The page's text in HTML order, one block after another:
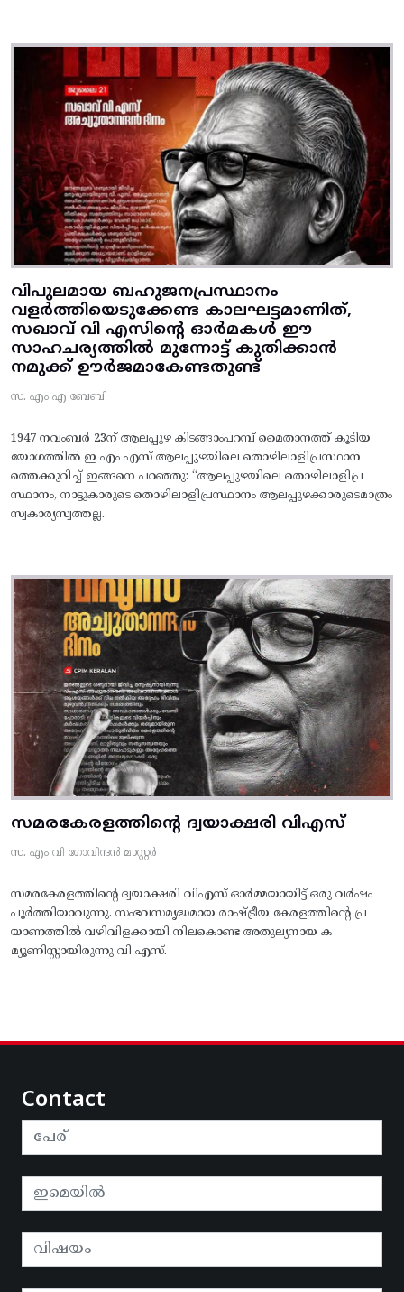
വിപുലമായ ബഹുജനപ്രസ്ഥാനം
വളർത്തിയെടുക്കേണ്ട കാലഘട്ടമാണിത്,
സഖാവ് വി എസിന്റെ ഓർമകൾ ഈ
സാഹചര്യത്തിൽ മുന്നോട്ട്‌ കുതിക്കാൻ
നമുക്ക് ഊർജമാകേണ്ടതുണ്ട്
സ. എം എ ബേബി
1947 നവംബർ 23ന് ആലപ്പുഴ കിടങ്ങാംപറമ്പ്‌ മൈതാനത്ത്‌ കൂടിയ
യോഗത്തിൽ ഇ എം എസ് ആലപ്പുഴയിലെ തൊഴിലാളിപ്രസ്ഥാന
ത്തെക്കുറിച്ച് ഇങ്ങനെ പറഞ്ഞു: “ആലപ്പുഴയിലെ തൊഴിലാളിപ്ര
സ്ഥാനം, നാട്ടുകാരുടെ തൊഴിലാളിപ്രസ്ഥാനം ആലപ്പുഴക്കാരുടെമാത്രം
സ്വകാര്യസ്വത്തല്ല.
സമരകേരളത്തിൻ്റെ ദ്വയാക്ഷരി വിഎസ്
സ. എം വി ഗോവിന്ദൻ മാസ്റ്റർ
സമരകേരളത്തിൻ്റെ ദ്വയാക്ഷരി വിഎസ് ഓർമ്മയായിട്ട് ഒരു വർഷം
പൂർത്തിയാവുന്നു. സംഭവസമൃദ്ധമായ രാഷ്ട്രീയ കേരളത്തിന്റെ പ്ര
യാണത്തിൽ വഴിവിളക്കായി നിലകൊണ്ട അതുല്യനായ ക
മ്യൂണിസ്റ്റായിരുന്നു വി എസ്.
Contact